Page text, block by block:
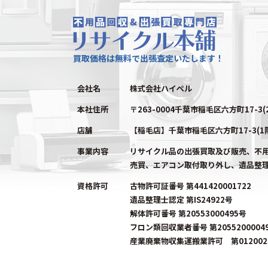
買取価格は無料で出張査定いたします！
会社名
株式会社ハイペル
本社住所
〒263-0004千葉市稲毛区六方町17-
店舗
【稲毛店】千葉市稲毛区六方町17-3(1
事業内容
リサイクル品の出張買取及び販売、不
売買、エアコン取付取り外し、遺品整
資格許可
古物許可証番号 第441420001722
遺品整理士認定 第IS24922号
解体許可番号 第20553000495号
フロン類回収業者番号 第
産業廃棄物収集運搬業許可 第